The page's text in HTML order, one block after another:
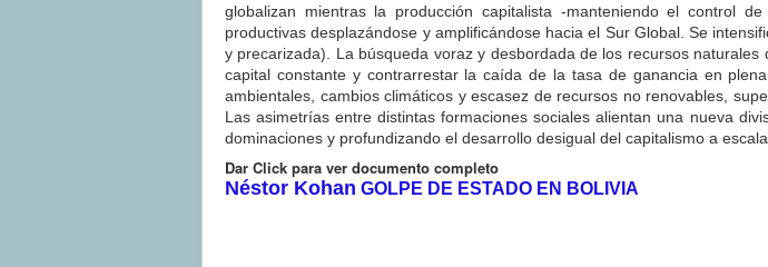
globalizan mientras la producción capitalista -manteniendo el control
productivas desplazándose y amplificándose hacia el Sur Global. Se
y precarizada). La búsqueda voraz y desbordada de los recursos
capital constante y contrarrestar la caída de la tasa de ganancia en
ambientales, cambios climáticos y escasez de recursos no renovables,
Las asimetrías entre distintas formaciones sociales alientan una nueva
dominaciones y profundizando el desarrollo desigual del capitalismo a
Dar Click para ver documento completo
Néstor Kohan GOLPE DE ESTADO EN BOLIVIA